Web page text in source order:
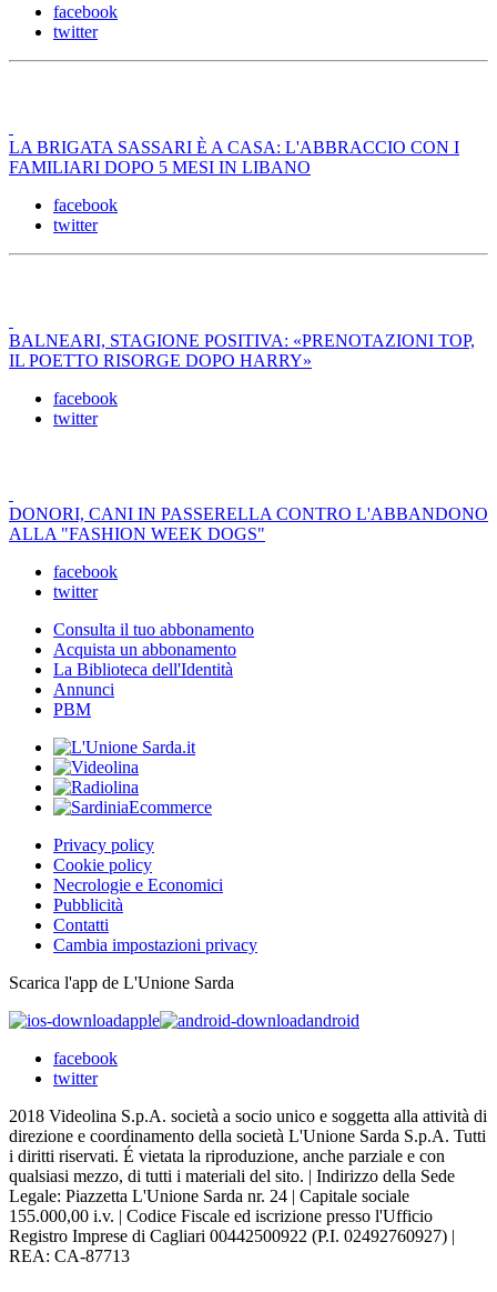
facebook
twitter
LA BRIGATA SASSARI È A CASA: L'ABBRACCIO CON I
FAMILIARI DOPO 5 MESI IN LIBANO
facebook
twitter
BALNEARI, STAGIONE POSITIVA: «PRENOTAZIONI TOP,
IL POETTO RISORGE DOPO HARRY»
facebook
twitter
DONORI, CANI IN PASSERELLA CONTRO L'ABBANDONO
ALLA "FASHION WEEK DOGS"
facebook
twitter
Consulta il tuo abbonamento
Acquista un abbonamento
La Biblioteca dell'Identità
Annunci
PBM
Privacy policy
Cookie policy
Necrologie e Economici
Pubblicità
Contatti
Cambia impostazioni privacy
Scarica l'app de L'Unione Sarda
apple
android
facebook
twitter
2018 Videolina S.p.A. società a socio unico e soggetta alla attività di
direzione e coordinamento della società L'Unione Sarda S.p.A. Tutti
i diritti riservati. É vietata la riproduzione, anche parziale e con
qualsiasi mezzo, di tutti i materiali del sito. | Indirizzo della Sede
Legale: Piazzetta L'Unione Sarda nr. 24 | Capitale sociale
155.000,00 i.v. | Codice Fiscale ed iscrizione presso l'Ufficio
Registro Imprese di Cagliari 00442500922 (P.I. 02492760927) |
REA: CA-87713